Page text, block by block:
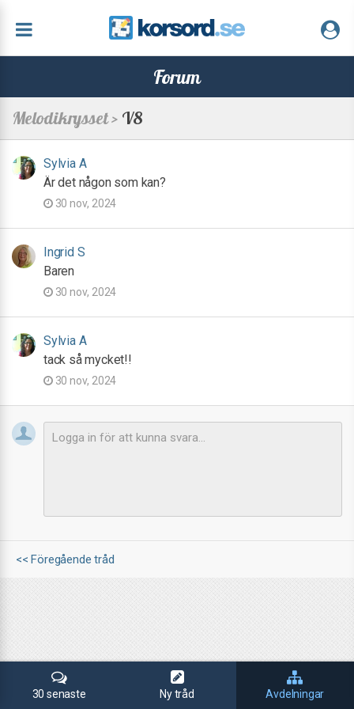
Forum
Melodikrysset > V8
Sylvia A
Är det någon som kan?
30 nov, 2024
Ingrid S
Baren
30 nov, 2024
Sylvia A
tack så mycket!!
30 nov, 2024
<< Föregående tråd
30 senaste Ny tråd Avdelningar